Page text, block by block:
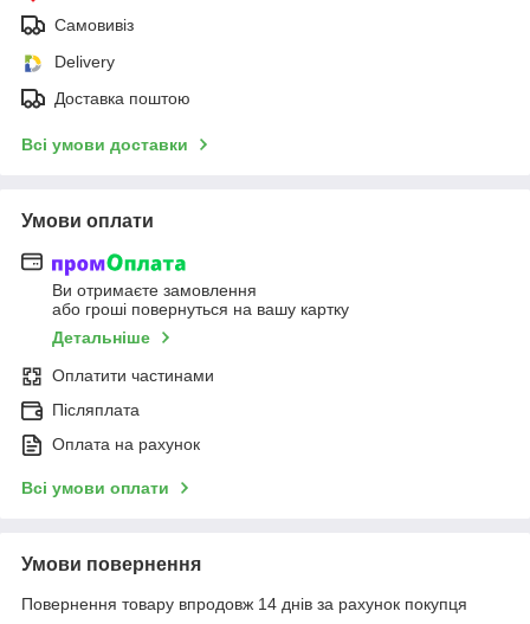
Самовивіз
Delivery
Доставка поштою
Всі умови доставки
Умови оплати
Ви отримаєте замовлення
або гроші повернуться на вашу картку
Детальніше
Оплатити частинами
Післяплата
Оплата на рахунок
Всі умови оплати
Умови повернення
Повернення товару впродовж 14 днів за рахунок покупця